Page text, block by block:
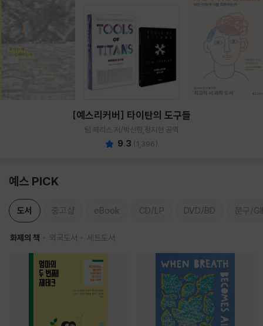
[예스리커버] 타이탄의 도구들
팀 페리스 저/박선령,정지현 공역
9.3 (1,396)
예스 PICK
도서 중고샵 eBook CD/LP DVD/BD 문구/
화제의 책 외국도서 세트도서